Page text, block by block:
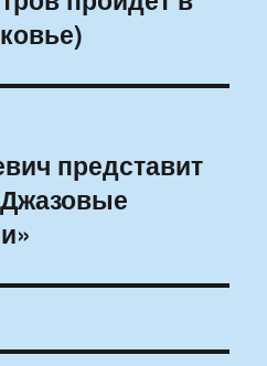
представит